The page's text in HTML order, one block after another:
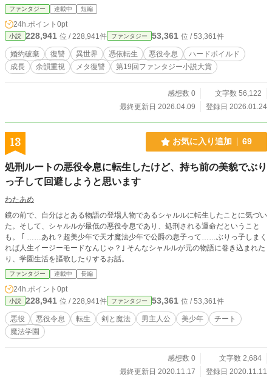
部分のみ）なものとなります。 己の努力と知略を武器に戦
う、非BL展開・ハーレム無し・チート無し・聖人化無しの復
讐ファンタジーです。 準備を重ねて牙を剥く、じっくり型主
人公をお楽しみください。 【お知らせ】 番外編「ビアンカの
しっぽ」を2026/04/09から公開中です。
ファンタジー 連載中 短編
24h.ポイント 0pt
小説 228,941 位 / 228,941件 ファンタジー 53,361 位 / 53,361件
婚約破棄 復讐 異世界 憑依転生 悪役令息
ハードボイルド
成長
余韻重視 メタ復讐 第19回ファンタジー小説大賞
感想数 0
文字数 56,122
最終更新日 2026.04.09
登録日 2026.01.24
13 お気に入り追加 69
処刑ルートの悪役令息に転生したけど、持ち前の美貌でぶり
っ子して回避しようと思います
わたあめ
鏡の前で、自分はとある物語の登場人物であるシャルルに転生したことに気づい
た。そして、シャルルが最低の悪役令息であり、処刑される運命だということ
も。 ｢ ……あれ？超美少年で天才魔法少年で公爵の息子って……ぶりっ子しまく
れば人生イージーモードなんじゃ？｣ そんなシャルルが元の物語に巻き込まれた
り、学園生活を謳歌したりするお話。
ファンタジー 連載中 長編
24h.ポイント 0pt
小説 228,941 位 / 228,941件 ファンタジー 53,361 位 / 53,361件
悪役 悪役令息 転生 剣と魔法 男主人公 美少年
チート
魔法学園
感想数 0
文字数 2,684
最終更新日 2020.11.17
登録日 2020.11.11